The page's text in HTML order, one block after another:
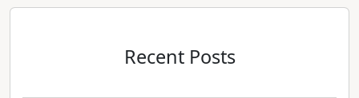
Recent Posts